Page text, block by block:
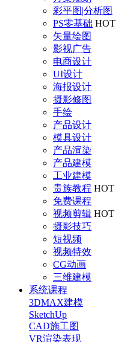
彩平图|分析图
PS零基础 HOT
矢量绘图
影视广告
电商设计
UI设计
海报设计
摄影修图
手绘
产品设计
模具设计
产品渲染
产品建模
工业建模
贵族教程 HOT
免费课程
视频剪辑 HOT
摄影技巧
短视频
视频特效
CG动画
三维建模
系统课程
3DMAX建模
SketchUp
CAD施工图
VR渲染表现